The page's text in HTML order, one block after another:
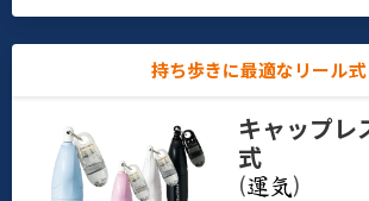
持ち歩きに最適なリール式
キャップレ
式
(
)